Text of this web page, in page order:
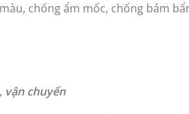
chống ẩm mốc, chống bám
vận chuyển